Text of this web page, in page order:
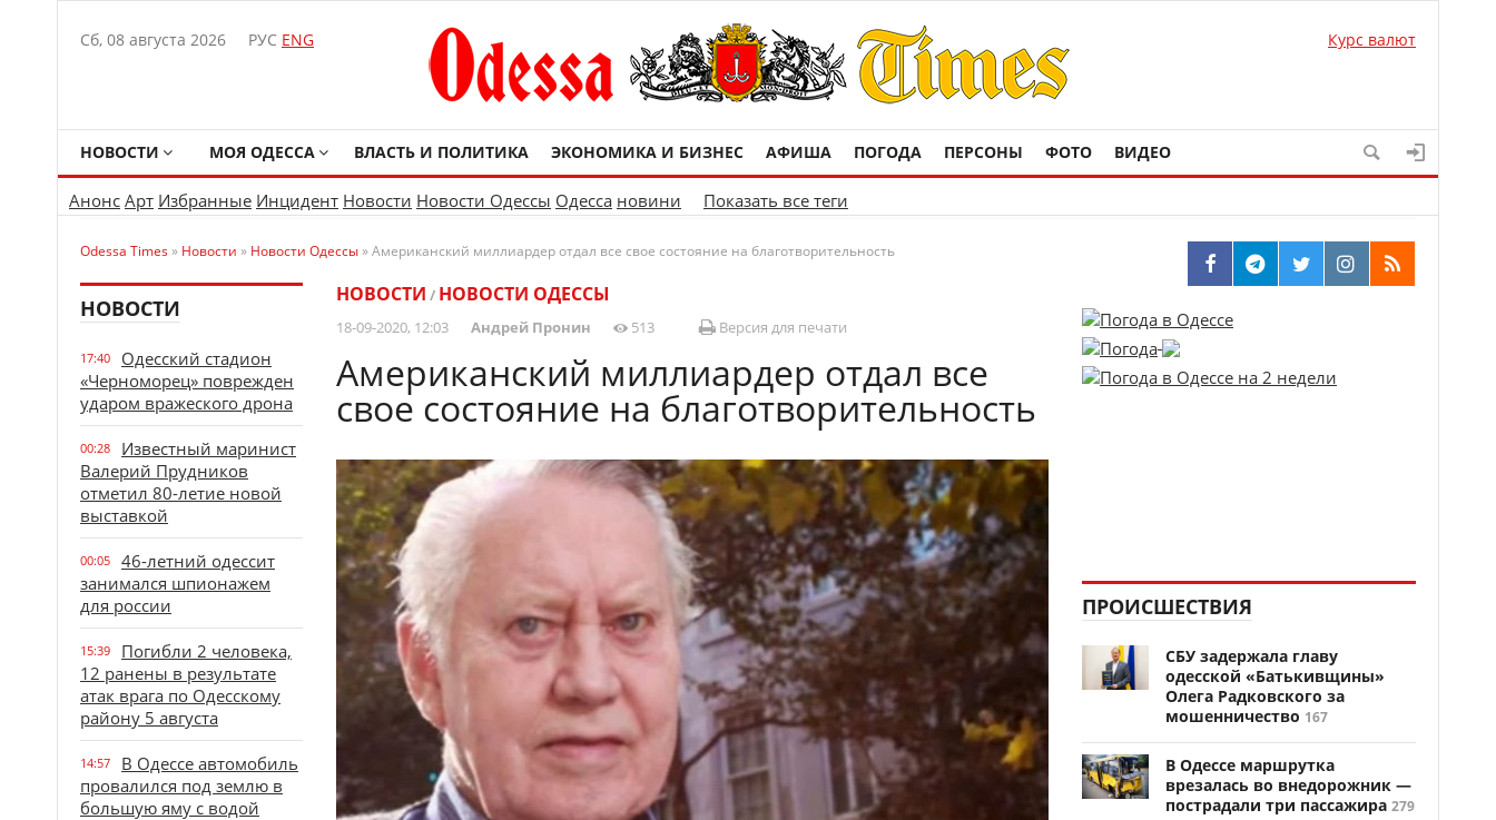
Сб, 08 августа 2026 РУС ENG Курс валют
НОВОСТИ МОЯ ОДЕССА ВЛАСТЬ И ПОЛИТИКА ЭКОНОМИКА И БИЗНЕС АФИША ПОГОДА ПЕРСОНЫ ФОТО ВИДЕО
Анонс Арт Избранные Инцидент Новости Новости Одессы Одесса новини Показать все теги
Odessa Times» Новости » Новости Одессы» Американский миллиардер отдал все свое состояние на благотворительность
НОВОСТИ
17:40
Одесский стадион
«Черноморец» поврежден
ударом вражеского дрона
00:28
Известный маринист
Валерий Прудников
отметил 80-летие новой
выставкой
00:05
46-летний одессит
занимался шпионажем
для россии
15:39
Погибли 2 человека,
12 ранены в результате
атак врага по Одесскому
району 5 августа
14:57
В Одессе автомобиль
провалился под землю в
большую яму с водой
НОВОСТИ / НОВОСТИ ОДЕССЫ
18-09-2020, 12:03 Андрей Пронин 513 Версия для печати
Американский миллиардер отдал все
свое состояние на благотворительность
ПРОИСШЕСТВИЯ
СБУ задержала главу
одесской «Батькивщины»
Олега Радковского за
мошенничество 167
В Одессе маршрутка
врезалась во внедорожник —
пострадали три пассажира 279